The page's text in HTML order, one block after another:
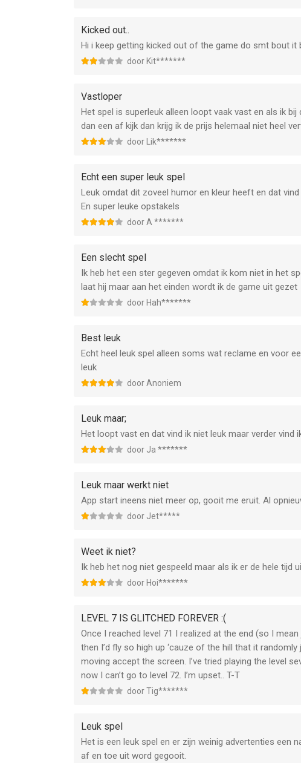
Kicked out..
Hi i keep getting kicked out of the game do smt bout it
door Kit*******
Vastloper
Het spel is superleuk alleen loopt vaak vast en als ik
dan een af kijk dan krijg ik de prijs helemaal niet heel
door Lik*******
Echt een super leuk spel
Leuk omdat dit zoveel humor en kleur heeft en dat
En super leuke opstakels
door A *******
Een slecht spel
Ik heb het een ster gegeven omdat ik kom niet in het
laat hij maar aan het einden wordt ik de game uit gezet
door Hah*******
Best leuk
Echt heel leuk spel alleen soms wat reclame en voor
leuk
door Anoniem
Leuk maar;
Het loopt vast en dat vind ik niet leuk maar verder vind
door Ja *******
Leuk maar werkt niet
App start ineens niet meer op, gooit me eruit. Al
door Jet*****
Weet ik niet?
Ik heb het nog niet gespeeld maar als ik er de hele tijd
door Hoi*******
LEVEL 7 IS GLITCHED FOREVER :(
Once I reached level 71 I realized at the end (so I
then I’d fly so high up ‘cauze of the hill that it
moving accept the screen. I’ve tried playing the level
now I can’t go to level 72. I’m upset.. T-T
door Tig*******
Leuk spel
Het is een leuk spel en er zijn weinig advertenties een
af en toe uit word gegooit.